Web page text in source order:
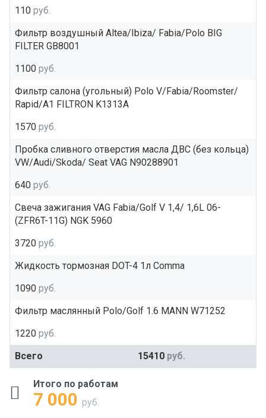
110 руб.
Фильтр воздушный Altea/Ibiza/ Fabia/Polo BIG
FILTER GB8001
1100 руб.
Фильтр салона (угольный) Polo V/Fabia/Roomster/
Rapid/A1 FILTRON K1313A
1570 руб.
Пробка сливного отверстия масла ДВС (без кольца)
VW/Audi/Skoda/ Seat VAG N90288901
640 руб.
Свеча зажигания VAG Fabia/Golf V 1,4/ 1,6L 06-
(ZFR6T-11G) NGK 5960
3720 руб.
Жидкость тормозная DOT-4 1л Comma
1090 руб.
Фильтр маслянный Polo/Golf 1.6 MANN W71252
1220 руб.
Всего
15410 руб.
Итого по работам
7 000 руб.